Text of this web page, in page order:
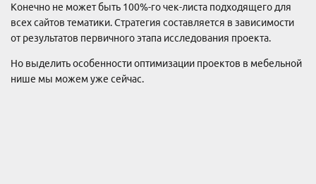
Конечно не может быть 100%-го чек-листа подходящего для
всех сайтов тематики. Стратегия составляется в зависимости
от результатов первичного этапа исследования проекта.
Но выделить особенности оптимизации проектов в мебельной
нише мы можем уже сейчас.